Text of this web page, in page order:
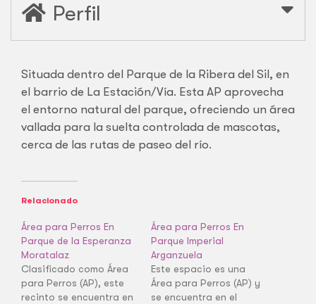
Perfil
Situada dentro del Parque de la Ribera del Sil, en
el barrio de La Estación/Vía. Esta AP aprovecha
el entorno natural del parque, ofreciendo un área
vallada para la suelta controlada de mascotas,
cerca de las rutas de paseo del río.
Relacionado
Área para Perros En
Parque de la Esperanza
Moratalaz
Clasificado como Área
para Perros (AP), este
recinto se encuentra en
Área para Perros En
Parque Imperial
Arganzuela
Este espacio es una
Área para Perros (AP) y
se encuentra en el